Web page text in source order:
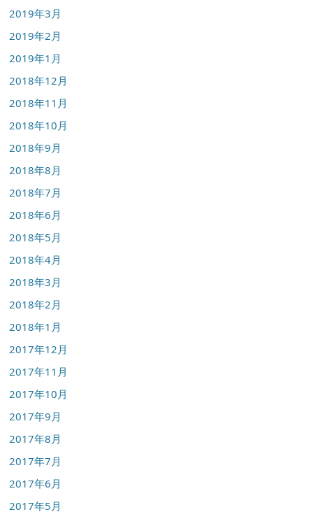
2019年3月
2019年2月
2019年1月
2018年12月
2018年11月
2018年10月
2018年9月
2018年8月
2018年7月
2018年6月
2018年5月
2018年4月
2018年3月
2018年2月
2018年1月
2017年12月
2017年11月
2017年10月
2017年9月
2017年8月
2017年7月
2017年6月
2017年5月